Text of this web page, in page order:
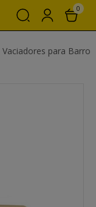
0
Vaciadores para Barro